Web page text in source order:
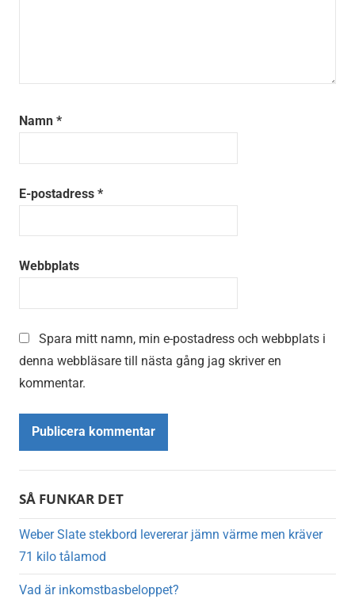
Namn *
E-postadress *
Webbplats
Spara mitt namn, min e-postadress och webbplats i
denna webbläsare till nästa gång jag skriver en
kommentar.
Alternative:
SÅ FUNKAR DET
Weber Slate stekbord levererar jämn värme men kräver
71 kilo tålamod
Vad är inkomstbasbeloppet?